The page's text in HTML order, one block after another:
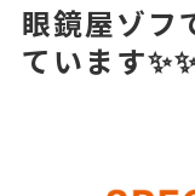
眼鏡屋ゾフ
ています